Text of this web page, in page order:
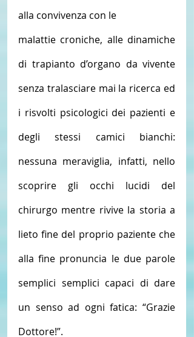
alla convivenza con le
malattie croniche, alle dinamiche
di trapianto d’organo da vivente
senza tralasciare mai la ricerca ed
i risvolti psicologici dei pazienti e
degli stessi camici bianchi:
nessuna meraviglia, infatti, nello
scoprire gli occhi lucidi del
chirurgo mentre rivive la storia a
lieto fine del proprio paziente che
alla fine pronuncia le due parole
semplici semplici capaci di dare
un senso ad ogni fatica: “Grazie
Dottore!”.